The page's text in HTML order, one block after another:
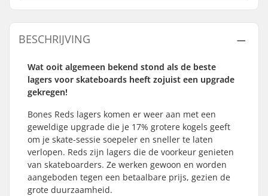
BESCHRIJVING
Wat ooit algemeen bekend stond als de beste
lagers voor skateboards heeft zojuist een upgrade
gekregen!
Bones Reds lagers komen er weer aan met een
geweldige upgrade die je 17% grotere kogels geeft
om je skate-sessie soepeler en sneller te laten
verlopen. Reds zijn lagers die de voorkeur genieten
van skateboarders. Ze werken gewoon en worden
aangeboden tegen een betaalbare prijs, gezien de
grote duurzaamheid.